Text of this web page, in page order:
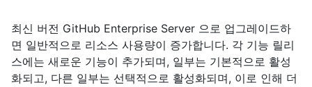
최신 버전 GitHub Enterprise Server 으로 업그레이드하
면 일반적으로 리소스 사용량이 증가합니다. 각 기능 릴리
스에는 새로운 기능이 추가되며, 일부는 기본적으로 활성
화되고, 다른 일부는 선택적으로 활성화되며, 이로 인해 더